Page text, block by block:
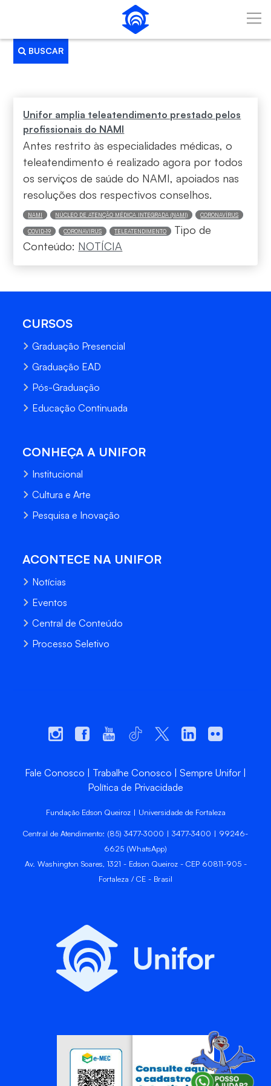
Pular para o Conteúdo principal
BUSCAR
Unifor amplia teleatendimento prestado pelos
profissionais do NAMI
Antes restrito às especialidades médicas, o
teleatendimento é realizado agora por todos
os serviços de saúde do NAMI, apoiados nas
resoluções dos respectivos conselhos.
NAMI NÚCLEO DE ATENÇÃO MÉDICA INTEGRADA (NAMI) CORONAVÍRUS
COVID-19 CORONAVIRUS TELEATENDIMENTO
Tipo de
Conteúdo: NOTÍCIA
CURSOS
Graduação Presencial
Graduação EAD
Pós-Graduação
Educação Continuada
CONHEÇA A UNIFOR
Institucional
Cultura e Arte
Pesquisa e Inovação
ACONTECE NA UNIFOR
Notícias
Eventos
Central de Conteúdo
Processo Seletivo
Fale Conosco Trabalhe Conosco
Sempre Unifor
Política de Privacidade
Fundação Edson Queiroz | Universidade de Fortaleza
Central de Atendimento: (85) 3477-3000 | 3477-3400 | 99246-
6625 (WhatsApp)
Av. Washington Soares, 1321 - Edson Queiroz - CEP 60811-905 -
Fortaleza / CE - Brasil